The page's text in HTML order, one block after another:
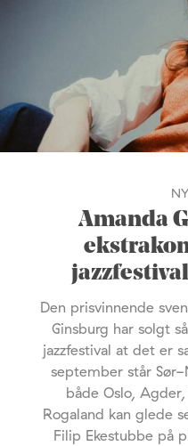
Amanda
Den prisvinnende
Ginsburg har solgt
jazzfestival at det er
september står
både Oslo,
Rogaland kan glede
Filip Ekestubbe på